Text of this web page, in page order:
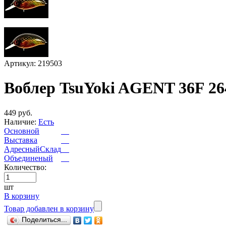
Артикул: 219503
Воблер TsuYoki AGENT 36F
449 руб.
Наличие: Есть
Основной
Выставка
АдресныйСклад
Объединеный
Количество:
шт
В корзину
Товар добавлен в корзину
Поделиться...